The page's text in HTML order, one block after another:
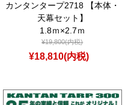
カンタンタープ2718 【本体・
天幕セット】
1.8ｍ×2.7ｍ
¥19,800(内税)
¥18,810(内税)